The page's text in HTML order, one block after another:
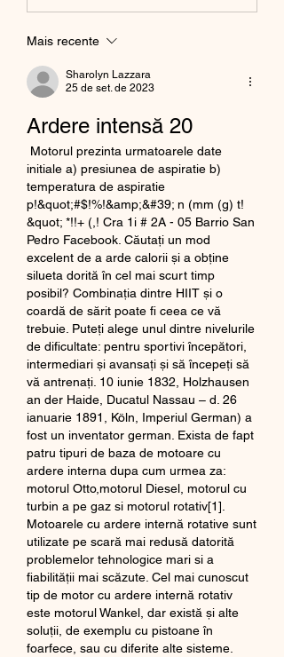
Mais recente
Sharolyn Lazzara
25 de set. de 2023
Ardere intensă 20
initiale a) presiunea de aspiratie b)
temperatura de aspiratie
p!&quot;#$!%!&amp;&#39; n (mm (g) t!
&quot; *!!+ (,! Cra 1i # 2A - 05 Barrio San
Pedro Facebook. Căutați un mod
excelent de a arde calorii și a obține
silueta dorită în cel mai scurt timp
posibil? Combinația dintre HIIT și o
coardă de sărit poate fi ceea ce vă
trebuie. Puteți alege unul dintre nivelurile
de dificultate: pentru sportivi începători,
intermediari și avansați și să începeți să
vă antrenați. 10 iunie 1832, Holzhausen
an der Haide, Ducatul Nassau – d. 26
ianuarie 1891, Köln, Imperiul German) a
fost un inventator german. Exista de fapt
patru tipuri de baza de motoare cu
ardere interna dupa cum urmea za:
motorul Otto,motorul Diesel, motorul cu
turbin a pe gaz si motorul rotativ[1].
Motoarele cu ardere internă rotative sunt
utilizate pe scară mai redusă datorită
problemelor tehnologice mari si a
fiabilității mai scăzute. Cel mai cunoscut
tip de motor cu ardere internă rotativ
este motorul Wankel, dar există și alte
soluții, de exemplu cu pistoane în
foarfece, sau cu diferite alte sisteme.